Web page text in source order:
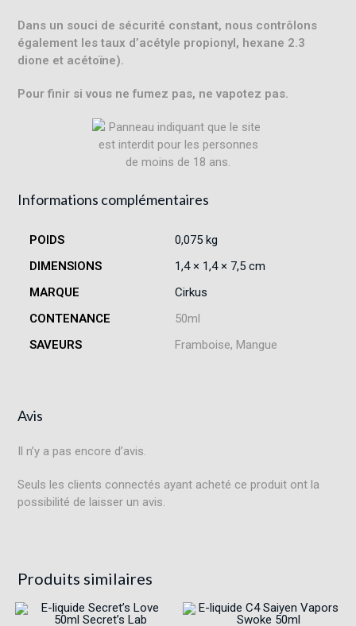
Dans un souci de sécurité constant, nous contrôlons
également les taux d’acétyle propionyl, hexane 2.3
dione et acétoïne).
Pour finir si vous ne fumez pas, ne vapotez pas.
Informations complémentaires
POIDS
0,075 kg
DIMENSIONS
1,4 × 1,4 × 7,5 cm
MARQUE
Cirkus
CONTENANCE
50ml
SAVEURS
Framboise, Mangue
Avis
Il n’y a pas encore d’avis.
Seuls les clients connectés ayant acheté ce produit ont la
possibilité de laisser un avis.
Produits similaires